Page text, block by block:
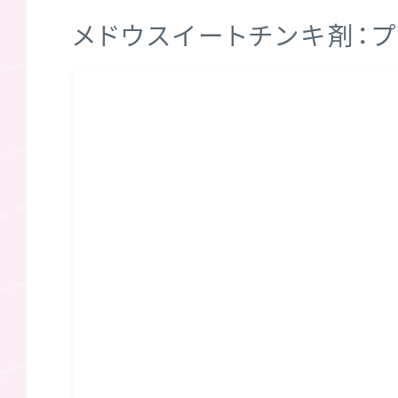
メドウスイートチンキ剤：